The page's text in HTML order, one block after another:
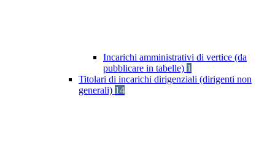
Incarichi amministrativi di vertice (da
pubblicare in tabelle) 1
Titolari di incarichi dirigenziali (dirigenti non
generali) 14